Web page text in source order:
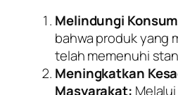
Melindungi
bahwa produk yang
telah memenuhi
Meningkatkan
Masyarakat: